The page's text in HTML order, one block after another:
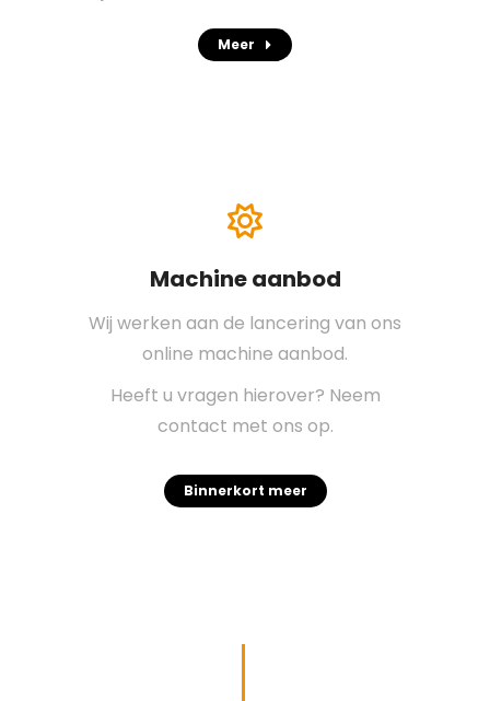
Meer
Machine aanbod
Wij werken aan de lancering van ons
online machine aanbod.
Heeft u vragen hierover? Neem
contact met ons op.
Binnerkort meer